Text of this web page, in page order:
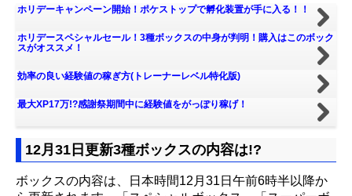
ホリデーキャンペーン開始！ポケストップで孵化装置が手に入る！！
ホリデースペシャルセール！3種ボックスの中身が判明！購入はこのボック
スがオススメ！
効率の良い経験値の稼ぎ方(トレーナーレベル特化版)
最大XP17万!?感謝祭期間中に経験値をがっぽり稼げ！
12月31日更新3種ボックスの内容は!?
ボックスの内容は、日本時間12月31日午前6時半以降か